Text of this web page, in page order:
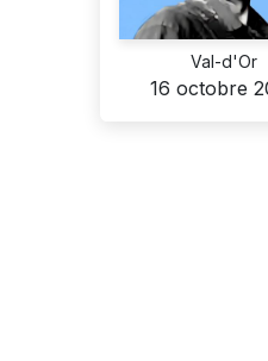
Val-d'Or
16 octobre